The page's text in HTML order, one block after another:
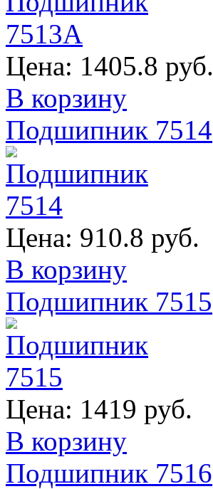
Цена: 1405.8 руб.
В корзину
Подшипник 7514
Цена: 910.8 руб.
В корзину
Подшипник 7515
Цена: 1419 руб.
В корзину
Подшипник 7516